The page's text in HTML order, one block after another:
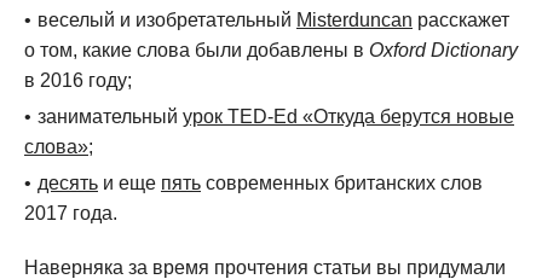
веселый и изобретательный Misterduncan расскажет
о том, какие слова были добавлены в Oxford Dictionary
в 2016 году;
занимательный урок TED-Ed «Откуда берутся новые
слова»;
десять и еще пять современных британских слов
2017 года.
Наверняка за время прочтения статьи вы придумали